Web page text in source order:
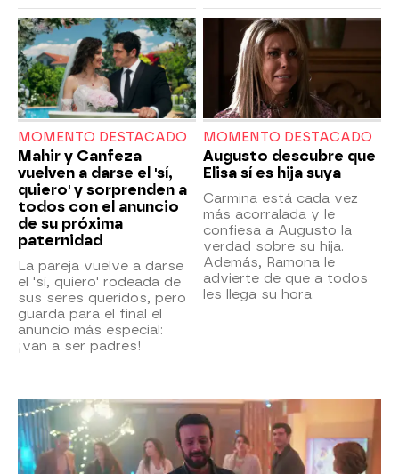
MOMENTO DESTACADO
Mahir y Canfeza
vuelven a darse el 'sí,
quiero' y sorprenden a
todos con el anuncio
de su próxima
paternidad
La pareja vuelve a darse
el 'sí, quiero' rodeada de
sus seres queridos, pero
guarda para el final el
anuncio más especial:
¡van a ser padres!
MOMENTO DESTACADO
Augusto descubre que
Elisa sí es hija suya
Carmina está cada vez
más acorralada y le
confiesa a Augusto la
verdad sobre su hija.
Además, Ramona le
advierte de que a todos
les llega su hora.